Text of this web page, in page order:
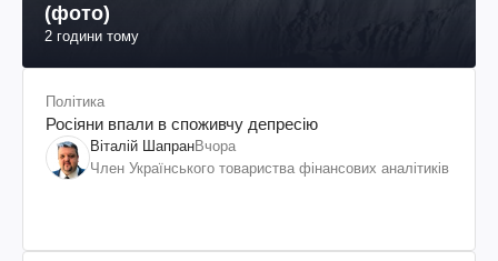
(фото)
2 години тому
Політика
Росіяни впали в споживчу депресію
Віталій ШапранВчора
Член Українського товариства фінансових аналітиків